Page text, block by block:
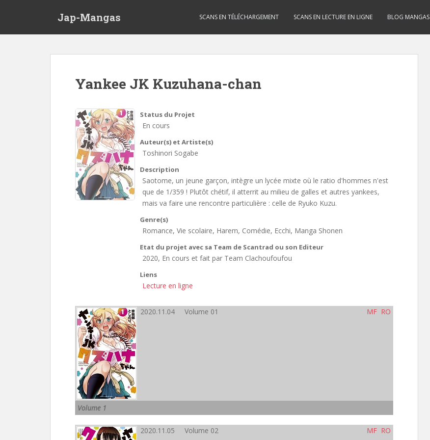
Jap-Mangas SCANS EN TÉLÉCHARGEMENT SCANS EN LECTURE EN LIGNE BLOG MANGAS
Yankee JK Kuzuhana-chan
Status du Projet
En cours
Auteur(s) et Artiste(s)
Toshinori Sogabe
Description
Saotome, un jeune garçon, intègre un lycée mixte où le ratio d'hommes n'est
que de 1/359 ! Plutôt chétif, il atterrit au milieu de galles et autres yankees,
mais va faire une rencontre particulière : celle de Ryuko Kuzu.
Genre(s)
Romance, Vie scolaire, Harem, Comédie, Ecchi, Manga Shonen
Etat du projet avec sa Team de Scantrad ou son Editeur
2020, En cours et fait par Team Clachoufoufou
Liens
Lecture en ligne
2020.11.04 Volume 01 MF RO
Volume 1
2020.11.05 Volume 02 MF RO